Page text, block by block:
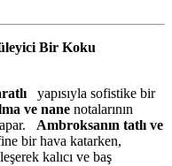
Bir Koku
yapısıyla sofistike bir
ve nane notalarının
Ambroksanın tatlı ve
bir hava katarken,
kalıcı ve baş